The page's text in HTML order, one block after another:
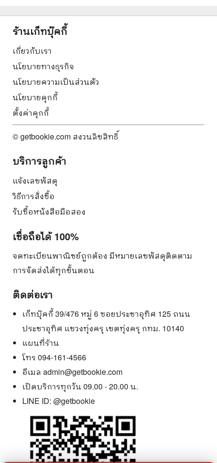
ร้านเก็ทบุ๊คกี้
เกี่ยวกับเรา
นโยบายทางธุรกิจ
นโยบายความเป็นส่วนตัว
นโยบายคุกกี้
ตั้งค่าคุกกี้
© getbookie.com สงวนลิขสิทธิ์
บริการลูกค้า
แจ้งเลขพัสดุ
วิธีการสั่งซื้อ
รับซื้อหนังสือมือสอง
เชื่อถือได้ 100%
จดทะเบียนพาณิชย์ถูกต้อง มีหมายเลขพัสดุติดตาม
การจัดส่งได้ทุกขั้นตอน
ติดต่อเรา
เก็ทบุ๊คกี้ 39/476 หมู่ 6 ซอยประชาอุทิศ 125 ถนน
ประชาอุทิศ แขวงทุ่งครุ เขตทุ่งครุ กทม. 10140
แผนที่ร้าน
โทร 094-161-4566
อีเมล admin@getbookie.com
เปิดบริการทุกวัน 09.00 - 20.00 น.
LINE ID: @getbookie